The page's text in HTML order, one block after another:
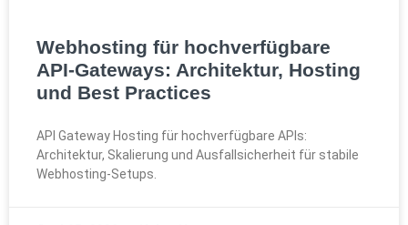
Webhosting für hochverfügbare
API-Gateways: Architektur, Hosting
und Best Practices
API Gateway Hosting für hochverfügbare APIs:
Architektur, Skalierung und Ausfallsicherheit für stabile
Webhosting-Setups.